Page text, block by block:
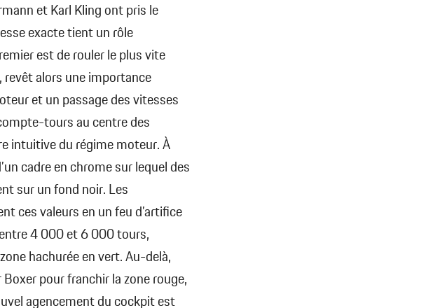
et Karl Kling ont pris le
exacte tient un rôle
est de rouler le plus vite
revêt alors une importance
et un passage des vitesses
tours au centre des
intuitive du régime moteur. À
cadre en chrome sur lequel des
sur un fond noir. Les
ces valeurs en un feu d’artifice
4 000 et 6 000 tours,
hachurée en vert. Au-delà,
pour franchir la zone rouge,
agencement du cockpit est